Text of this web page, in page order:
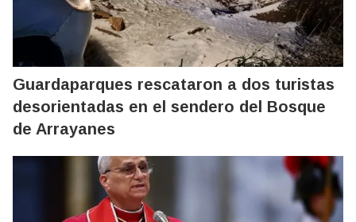
Guardaparques rescataron a dos turistas
desorientadas en el sendero del Bosque
de Arrayanes